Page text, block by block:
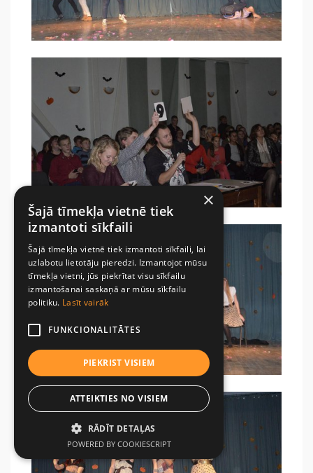
×
Šajā tīmekļa vietnē tiek
izmantoti sīkfaili
Šajā tīmekļa vietnē tiek izmantoti sīkfaili, lai
uzlabotu lietotāju pieredzi. Izmantojot mūsu
tīmekļa vietni, jūs piekrītat visu sīkfailu
izmantošanai saskaņā ar mūsu sīkfailu
politiku. Lasīt vairāk
FUNKCIONALITĀTES
PIEKRIST VISIEM
ATTEIKTIES NO VISIEM
RĀDĪT DETAĻAS
POWERED BY COOKIESCRIPT